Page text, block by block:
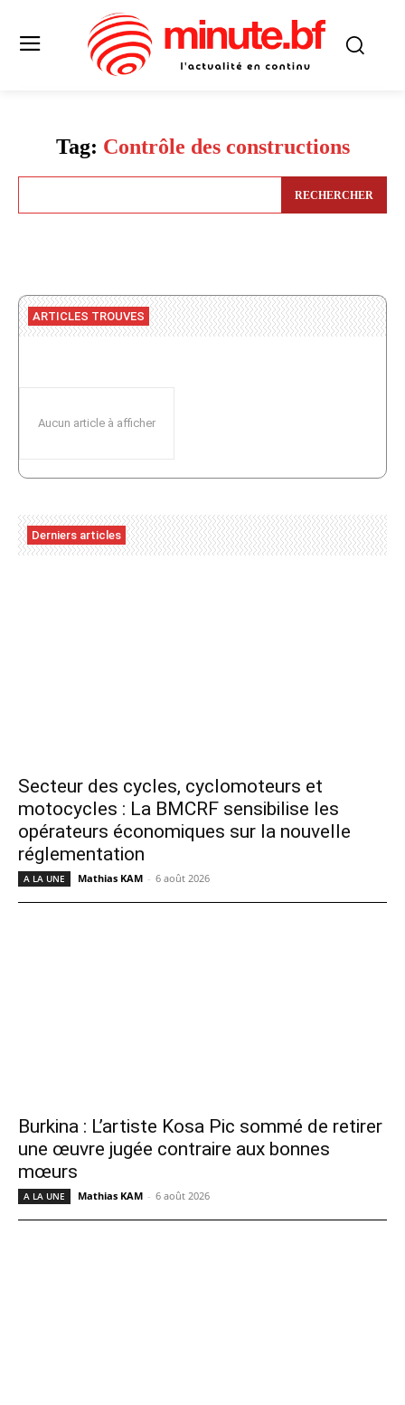
Tag: Contrôle des constructions
RECHERCHER
ARTICLES TROUVES
Aucun article à afficher
Derniers articles
Secteur des cycles, cyclomoteurs et
motocycles : La BMCRF sensibilise les
opérateurs économiques sur la nouvelle
réglementation
A LA UNE Mathias KAM - 6 août 2026
Burkina : L’artiste Kosa Pic sommé de retirer
une œuvre jugée contraire aux bonnes
mœurs
A LA UNE Mathias KAM - 6 août 2026